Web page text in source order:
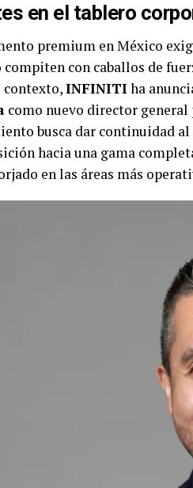
en el tablero
premium en México
compiten con caballos de
contexto,INFINITIha
como nuevo director
busca dar continuidad
hacia una gama
en las áreas más